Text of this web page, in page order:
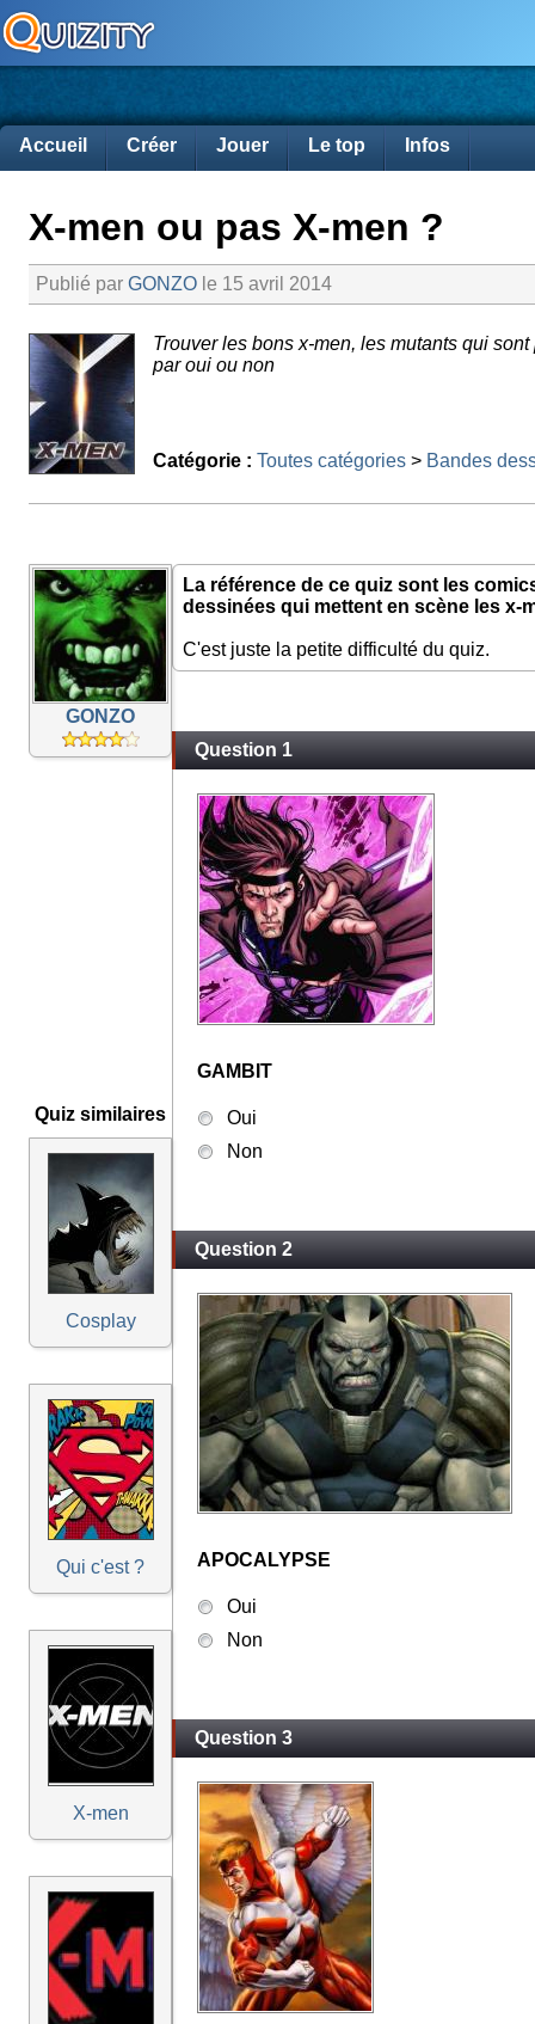
Accueil Créer Jouer Le top Infos
X-men ou pas X-men ?
Publié par GONZO le 15 avril 2014
Trouver les bons x-men, les mutants qui
par oui ou non
Catégorie : Toutes catégories > Bandes
GONZO
Quiz similaires
Cosplay
Qui c'est ?
X-men
La référence de ce quiz sont les
dessinées qui mettent en scène les x-
C'est juste la petite difficulté du quiz.
Question 1
GAMBIT
Oui
Non
Question 2
APOCALYPSE
Oui
Non
Question 3